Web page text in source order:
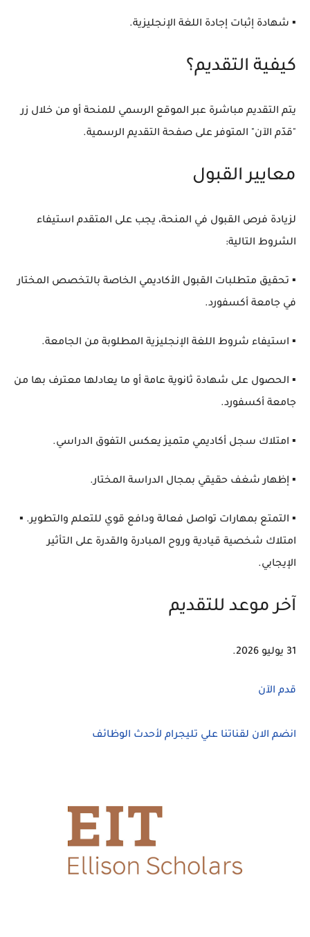
▪️ شهادة إثبات إجادة اللغة الإنجليزية.
كيفية التقديم؟
يتم التقديم مباشرة عبر الموقع الرسمي للمنحة أو من خلال زر
"قدّم الآن" المتوفر على صفحة التقديم الرسمية.
معايير القبول
لزيادة فرص القبول في المنحة، يجب على المتقدم استيفاء
الشروط التالية:
▪️ تحقيق متطلبات القبول الأكاديمي الخاصة بالتخصص المختار
في جامعة أكسفورد.
▪️ استيفاء شروط اللغة الإنجليزية المطلوبة من الجامعة.
▪️ الحصول على شهادة ثانوية عامة أو ما يعادلها معترف بها من
جامعة أكسفورد.
▪️ امتلاك سجل أكاديمي متميز يعكس التفوق الدراسي.
▪️ إظهار شغف حقيقي بمجال الدراسة المختار.
▪️ التمتع بمهارات تواصل فعالة ودافع قوي للتعلم والتطوير. ▪️
امتلاك شخصية قيادية وروح المبادرة والقدرة على التأثير
الإيجابي.
آخر موعد للتقديم
31 يوليو 2026.
قدم الآن
انضم الان لقناتنا علي تليجرام لأحدث الوظائف